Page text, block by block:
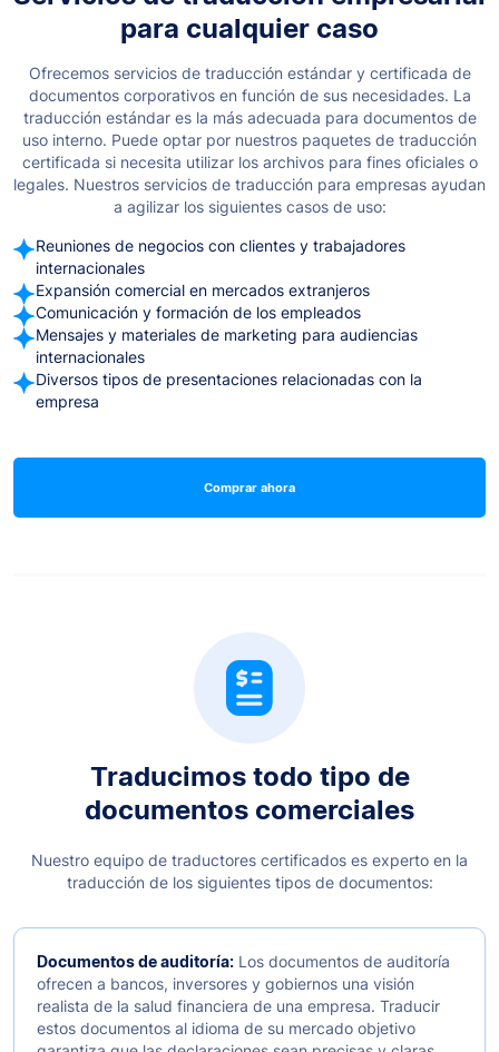
para cualquier caso
Ofrecemos servicios de traducción estándar y certificada de
documentos corporativos en función de sus necesidades. La
traducción estándar es la más adecuada para documentos de
uso interno. Puede optar por nuestros paquetes de traducción
certificada si necesita utilizar los archivos para fines oficiales o
legales. Nuestros servicios de traducción para empresas ayudan
a agilizar los siguientes casos de uso:
Reuniones de negocios con clientes y trabajadores
internacionales
Expansión comercial en mercados extranjeros
Comunicación y formación de los empleados
Mensajes y materiales de marketing para audiencias
internacionales
Diversos tipos de presentaciones relacionadas con la
empresa
Comprar ahora
Traducimos todo tipo de
documentos comerciales
Nuestro equipo de traductores certificados es experto en la
traducción de los siguientes tipos de documentos:
Documentos de auditoría: Los documentos de auditoría
ofrecen a bancos, inversores y gobiernos una visión
realista de la salud financiera de una empresa. Traducir
estos documentos al idioma de su mercado objetivo